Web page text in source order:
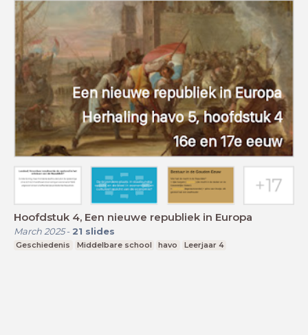
Hoofdstuk 4, Een nieuwe republiek in Europa
March 2025- 21 slides
Geschiedenis Middelbare school havo Leerjaar 4